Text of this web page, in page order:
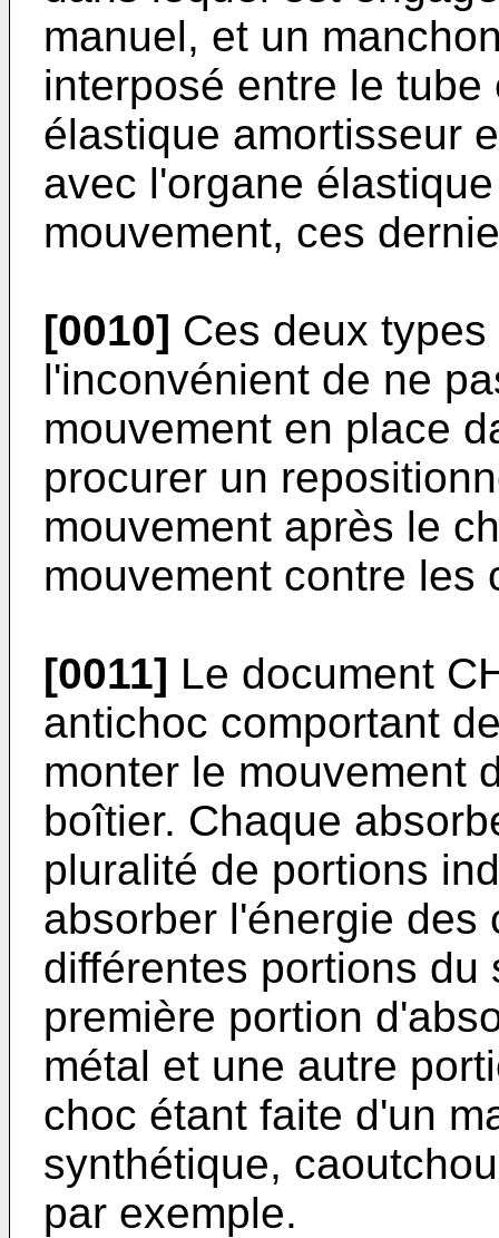
manuel, et un
interposé entre le
élastique amortisseur
avec l'organe
mouvement, ces
[0010] Ces deux
l'inconvénient de ne
mouvement en place
procurer un
mouvement après le
mouvement contre les
[0011] Le document
antichoc comportant
monter le mouvement
boîtier. Chaque
pluralité de portions
absorber l'énergie des
différentes portions
première portion
métal et une autre
choc étant faite d'un
synthétique,
par exemple.